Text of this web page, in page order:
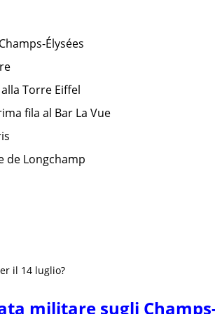
Élysées
Torre Eiffel
fila al Bar La Vue
de Longchamp
il 14 luglio?
militare sugli